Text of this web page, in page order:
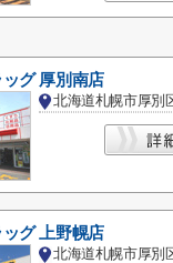
グ 厚別南店
グ 上野幌店